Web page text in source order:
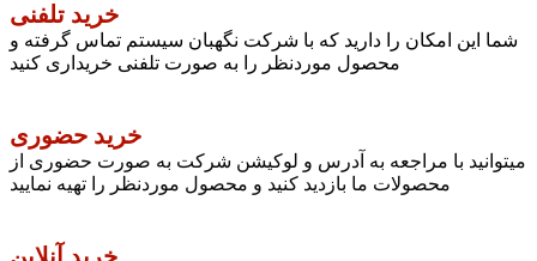
خرید تلفنی
شما این امکان را دارید که با شرکت نگهبان سیستم تماس گرفته و
محصول موردنظر را به صورت تلفنی خریداری کنید
خرید حضوری
میتوانید با مراجعه به آدرس و لوکیشن شرکت به صورت حضوری از
محصولات ما بازدید کنید و محصول موردنظر را تهیه نمایید